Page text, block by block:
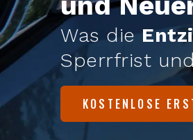
Was die
Sperrfrist
KOSTENLOSE